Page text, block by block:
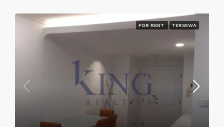
FOR RENT TERSEWA